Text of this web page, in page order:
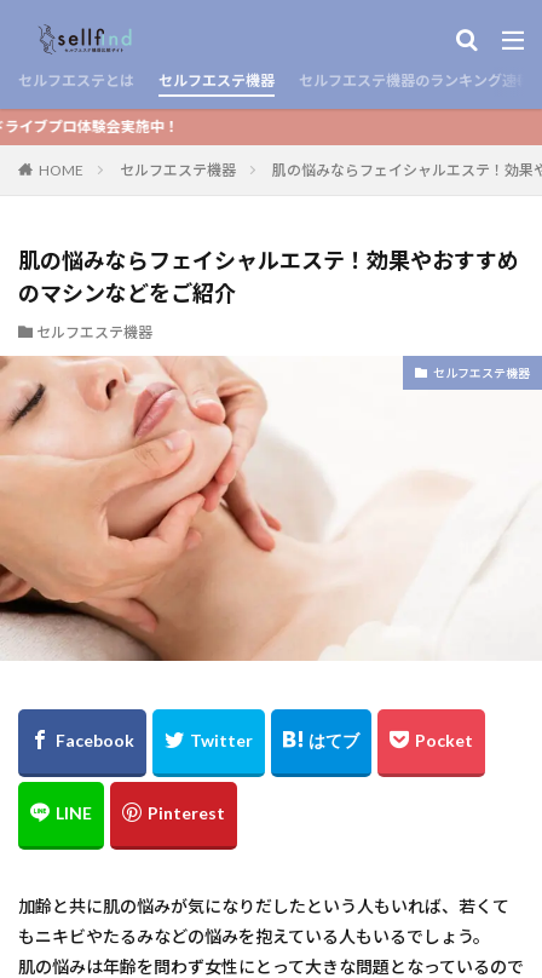
セルフエステとは セルフエステ機器 セルフエステ機器のランキング速報
実施中！
HOME セルフエステ機器 肌の悩みならフェイシャルエステ！効果
肌の悩みならフェイシャルエステ！効果やおすすめ
のマシンなどをご紹介
セルフエステ機器
セルフエステ機器
加齢と共に肌の悩みが気になりだしたという人もいれば、若くて
もニキビやたるみなどの悩みを抱えている人もいるでしょう。
肌の悩みは年齢を問わず女性にとって大きな問題となっているので